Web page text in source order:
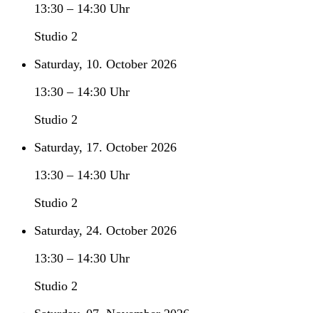
13:30 – 14:30 Uhr
Studio 2
Saturday, 10. October 2026
13:30 – 14:30 Uhr
Studio 2
Saturday, 17. October 2026
13:30 – 14:30 Uhr
Studio 2
Saturday, 24. October 2026
13:30 – 14:30 Uhr
Studio 2